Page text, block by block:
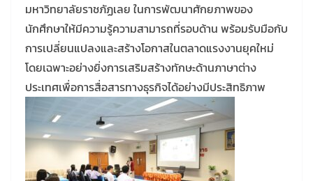
มหาวิทยาลัยราชภัฏเลย ในการพัฒนาศักยภาพของ
นักศึกษาให้มีความรู้ความสามารถที่รอบด้าน พร้อมรับมือกับ
การเปลี่ยนแปลงและสร้างโอกาสในตลาดแรงงานยุคใหม่
โดยเฉพาะอย่างยิ่งการเสริมสร้างทักษะด้านภาษาต่าง
ประเทศเพื่อการสื่อสารทางธุรกิจได้อย่างมีประสิทธิภาพ